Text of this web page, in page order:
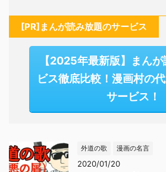
[PR]まんが読み放題のサービス
【2025年最新版】まん
ビス徹底比較！漫画村の
サービス！
外道の歌 漫画の名言
2020/01/20